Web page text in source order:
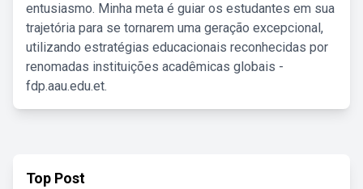
entusiasmo. Minha meta é guiar os estudantes em sua
trajetória para se tornarem uma geração excepcional,
utilizando estratégias educacionais reconhecidas por
renomadas instituições acadêmicas globais -
fdp.aau.edu.et.
Top Post